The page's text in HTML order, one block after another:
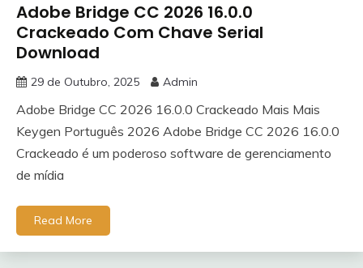
Adobe Bridge CC 2026 16.0.0
Crackeado Com Chave Serial
Download
29 de Outubro, 2025 Admin
Adobe Bridge CC 2026 16.0.0 Crackeado Mais Mais
Keygen Português 2026 Adobe Bridge CC 2026 16.0.0
Crackeado é um poderoso software de gerenciamento
de mídia
Read More